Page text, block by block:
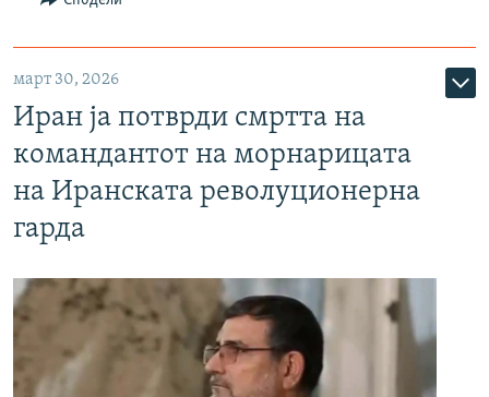
март 30, 2026
Иран ја потврди смртта на
командантот на морнарицата
на Иранската револуционерна
гарда